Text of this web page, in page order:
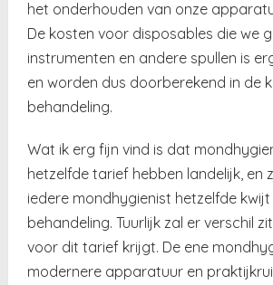
het onderhouden van onze
De kosten voor disposables die we
instrumenten en andere spullen is
en worden dus doorberekend in de
behandeling.
Wat ik erg fijn vind is dat
hetzelfde tarief hebben landelijk, en
iedere mondhygienist hetzelfde
behandeling. Tuurlijk zal er verschil
voor dit tarief krijgt. De ene
modernere apparatuur en